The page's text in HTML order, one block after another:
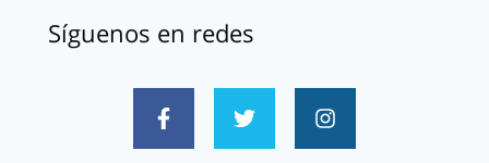
Síguenos en redes